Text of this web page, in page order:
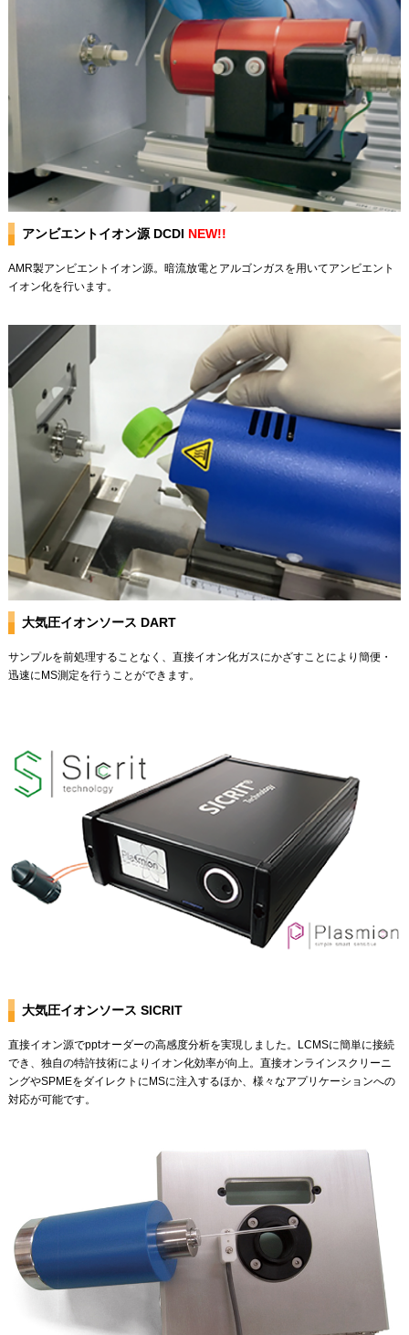
アンビエントイオン源 DCDI NEW!!
AMR製アンビエントイオン源。暗流放電とアルゴンガスを用いてアンビエント
イオン化を行います。
大気圧イオンソース DART
サンプルを前処理することなく、直接イオン化ガスにかざすことにより簡便・
迅速にMS測定を行うことができます。
大気圧イオンソース SICRIT
直接イオン源でpptオーダーの高感度分析を実現しました。LCMSに簡単に接続
でき、独自の特許技術によりイオン化効率が向上。直接オンラインスクリーニ
ングやSPMEをダイレクトにMSに注入するほか、様々なアプリケーションへの
対応が可能です。